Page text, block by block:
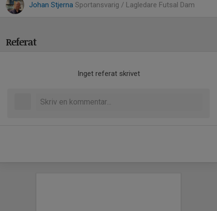
Johan Stjerna Sportansvarig / Lagledare Futsal Dam
Referat
Inget referat skrivet